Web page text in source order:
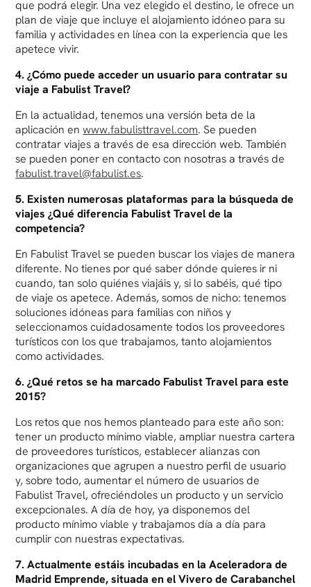
que podrá elegir. Una vez elegido el destino, le ofrece un
plan de viaje que incluye el alojamiento idóneo para su
familia y actividades en línea con la experiencia que les
apetece vivir.
4. ¿Cómo puede acceder un usuario para contratar su
viaje a Fabulist Travel?
En la actualidad, tenemos una versión beta de la
aplicación enwww.fabulisttravel.com. Se pueden
contratar viajes a través de esa dirección web. También
se pueden poner en contacto con nosotras a través de
fabulist.travel@fabulist.es.
5. Existen numerosas plataformas para la búsqueda de
viajes ¿Qué diferencia Fabulist Travel de la
competencia?
En Fabulist Travel se pueden buscar los viajes de manera
diferente. No tienes por qué saber dónde quieres ir ni
cuando, tan solo quiénes viajáis y, si lo sabéis, qué tipo
de viaje os apetece. Además, somos de nicho: tenemos
soluciones idóneas para familias con niños y
seleccionamos cuidadosamente todos los proveedores
turísticos con los que trabajamos, tanto alojamientos
como actividades.
6. ¿Qué retos se ha marcado Fabulist Travel para este
2015?
Los retos que nos hemos planteado para este año son:
tener un producto mínimo viable, ampliar nuestra cartera
de proveedores turísticos, establecer alianzas con
organizaciones que agrupen a nuestro perfil de usuario
y, sobre todo, aumentar el número de usuarios de
Fabulist Travel, ofreciéndoles un producto y un servicio
excepcionales. A día de hoy, ya disponemos del
producto mínimo viable y trabajamos día a día para
cumplir con nuestras expectativas.
7. Actualmente estáis incubadas en la Aceleradora de
Madrid Emprende, situada en el Vivero de Carabanchel